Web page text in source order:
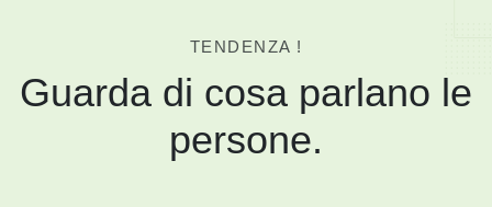
TENDENZA !
Guarda di cosa parlano le
persone.